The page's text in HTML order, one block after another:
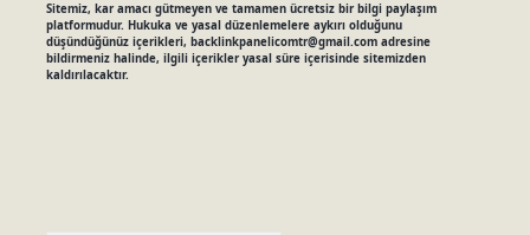
Sitemiz, kar amacı gütmeyen ve tamamen ücretsiz bir bilgi paylaşım
platformudur. Hukuka ve yasal düzenlemelere aykırı olduğunu
düşündüğünüz içerikleri, backlinkpanelicomtr@gmail.comadresine
bildirmeniz halinde, ilgili içerikler yasal süre içerisinde sitemizden
kaldırılacaktır.